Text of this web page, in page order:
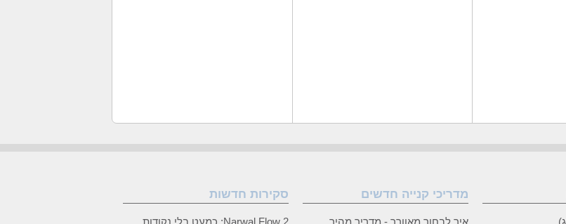
מדריכי קנייה חדשים
איך לבחור מאוורר - מדריך מהיר
סקירות חדשות
Narwal Flow 2: כמעט בלי נקודות